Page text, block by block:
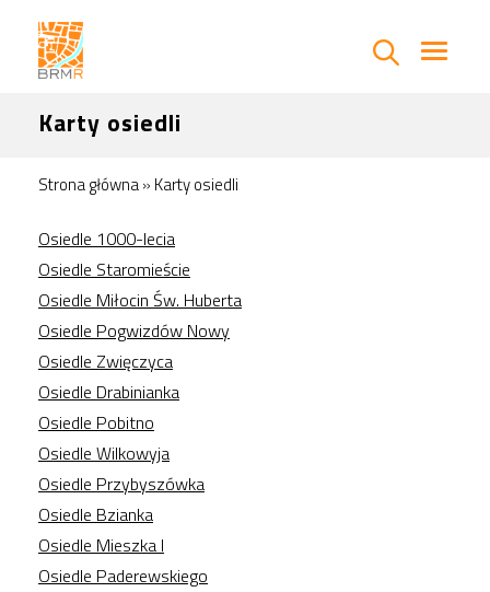
Karty osiedli
Strona główna» Karty osiedli
Osiedle 1000-lecia
Osiedle Staromieście
Osiedle Miłocin Św. Huberta
Osiedle Pogwizdów Nowy
Osiedle Zwięczyca
Osiedle Drabinianka
Osiedle Pobitno
Osiedle Wilkowyja
Osiedle Przybyszówka
Osiedle Bzianka
Osiedle Mieszka I
Osiedle Paderewskiego